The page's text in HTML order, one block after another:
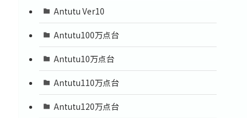
Antutu Ver10
Antutu100万点台
Antutu10万点台
Antutu110万点台
Antutu120万点台